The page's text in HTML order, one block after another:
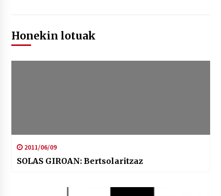
Honekin lotuak
2011/06/09
SOLAS GIROAN: Bertsolaritzaz